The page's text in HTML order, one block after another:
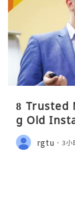
8 Trusted
g Old
rgtu 3小